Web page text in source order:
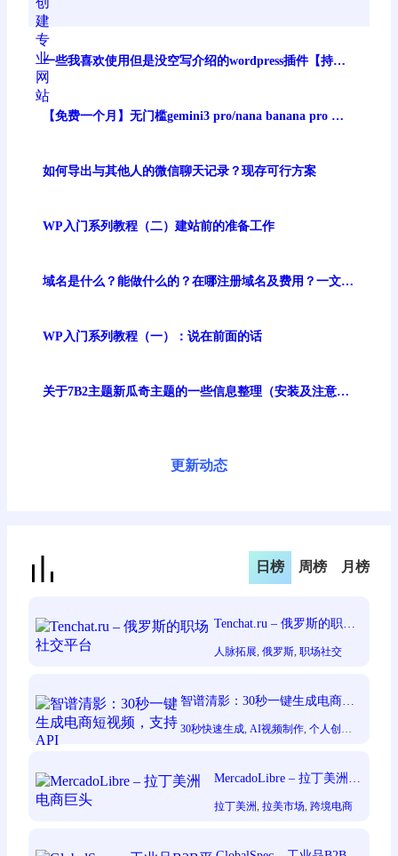
一些我喜欢使用但是没空写介绍的wordpress插件【持续
更新】
【免费一个月】无门槛gemini3 pro/nana banana pro 谷
如何导出与其他人的微信聊天记录？现存可行方案
WP入门系列教程（二）建站前的准备工作
域名是什么？能做什么的？在哪注册域名及费用？一文讲
WP入门系列教程（一）：说在前面的话
关于7B2主题新瓜奇主题的一些信息整理（安装及注意事
更新动态
日榜 周榜 月榜
Tenchat.ru – 俄罗斯的职场
人脉拓展 , 俄罗斯 , 职场社交
智谱清影：30秒一键生成电商短
30秒快速生成 AI视频制作 , 个人创作
MercadoLibre – 拉丁美洲电
拉丁美洲 , 拉美市场 , 跨境电商